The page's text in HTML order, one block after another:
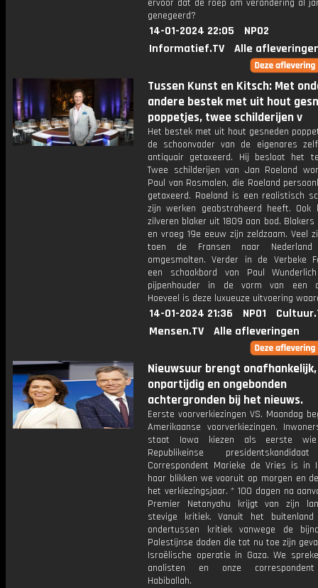
ervoor dat de roep om verandering al
genegeerd?
14-01-2024 22:05
NPO2
Informatief.TV
Alle
Tussen Kunst en Kitsch: Met
andere bestek met uit hout
poppetjes, twee schilderijen v
Het bestek met uit hout gesneden
de schoonvader van de eigenares
antiquair getaxeerd. Hij besloot het
Twee schilderijen van Jan Roeland
Paul van Rosmalen, die Roeland
getaxeerd. Roeland is een realistisch
zijn werken geabstraheerd heeft. Ook
zilveren blaker uit 1809 aan bod. Blakers
en vroeg 19e eeuw zijn zeldzaam. Veel
toen de Fransen naar Nederland
omgesmolten. Verder in de Verbeke
een schaakbord van Paul
pijpenhouder in de vorm van een
Hoeveel is deze luxueuze uitvoering
14-01-2024 21:36 NPO1
Mensen.TV
Alle afleveringen
Nieuwsuur brengt onafhankelijk,
onpartijdig en ongebonden
achtergronden bij het nieuws.
Eerste voorverkiezingen VS. Maandag
Amerikaanse voorverkiezingen.
staat Iowa kiezen als eerste
Republikeinse
Correspondent Marieke de Vries is in
haar blikken we vooruit op morgen en
het verkiezingsjaar. * 100 dagen na
Premier Netanyahu krijgt van zijn
stevige kritiek. Vanuit het
ondertussen kritiek vanwege de
Palestijnse doden die tot nu toe zijn
Israëlische operatie in Gaza. We
analisten en onze
Habiballah.